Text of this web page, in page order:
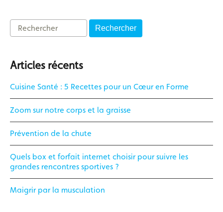
Rechercher
Articles récents
Cuisine Santé : 5 Recettes pour un Cœur en Forme
Zoom sur notre corps et la graisse
Prévention de la chute
Quels box et forfait internet choisir pour suivre les
grandes rencontres sportives ?
Maigrir par la musculation